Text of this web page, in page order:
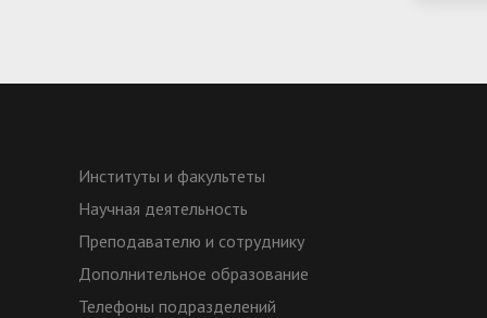
Институты и факультеты
Научная деятельность
Преподавателю и сотруднику
Дополнительное образование
Телефоны подразделений